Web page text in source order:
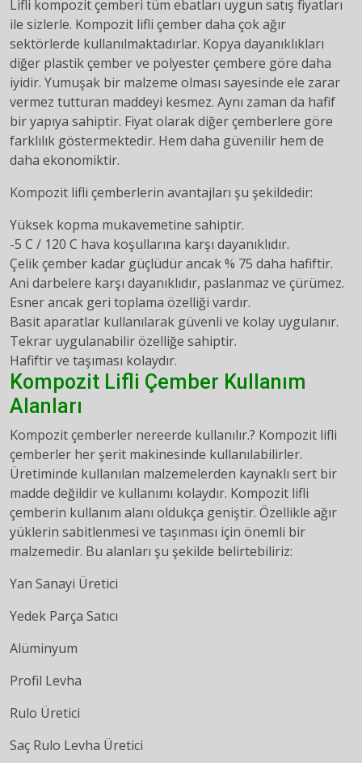
Lifli kompozit çemberi tüm ebatları uygun satış fiyatları
ile sizlerle. Kompozit lifli çember daha çok ağır
sektörlerde kullanılmaktadırlar. Kopya dayanıklıkları
diğer plastik çember ve polyester çembere göre daha
iyidir. Yumuşak bir malzeme olması sayesinde ele zarar
vermez tutturan maddeyi kesmez. Aynı zaman da hafif
bir yapıya sahiptir. Fiyat olarak diğer çemberlere göre
farklılık göstermektedir. Hem daha güvenilir hem de
daha ekonomiktir.
Kompozit lifli çemberlerin avantajları şu şekildedir:
Yüksek kopma mukavemetine sahiptir.
-5 C / 120 C hava koşullarına karşı dayanıklıdır.
Çelik çember kadar güçlüdür ancak % 75 daha hafiftir.
Ani darbelere karşı dayanıklıdır, paslanmaz ve çürümez.
Esner ancak geri toplama özelliği vardır.
Basit aparatlar kullanılarak güvenli ve kolay uygulanır.
Tekrar uygulanabilir özelliğe sahiptir.
Hafiftir ve taşıması kolaydır.
Kompozit Lifli Çember Kullanım
Alanları
Kompozit çemberler nereerde kullanılır.? Kompozit lifli
çemberler her şerit makinesinde kullanılabilirler.
Üretiminde kullanılan malzemelerden kaynaklı sert bir
madde değildir ve kullanımı kolaydır. Kompozit lifli
çemberin kullanım alanı oldukça geniştir. Özellikle ağır
yüklerin sabitlenmesi ve taşınması için önemli bir
malzemedir. Bu alanları şu şekilde belirtebiliriz:
Yan Sanayi Üretici
Yedek Parça Satıcı
Alüminyum
Profil Levha
Rulo Üretici
Saç Rulo Levha Üretici